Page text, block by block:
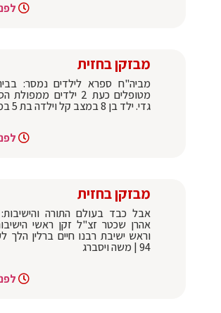
לפני 3
מבזקן בחזית
מביה"ח ספרא לילדים נמסר:
מטופלים כעת 2 ילדים
גדי. ילד בן 8 במצב קל וילדה בת 5 במצב בינוני
לפני 3
מבזקן בחזית
אבל כבד בעולם התורה והישיבות:
אהרן שכטר זצ"ל זקן ראשי
וראש ישיבת רבנו חיים ברלין הלך
94 | משה ויסברג
לפני 3